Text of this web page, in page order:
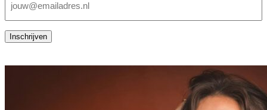
mailadres
Inschrijven